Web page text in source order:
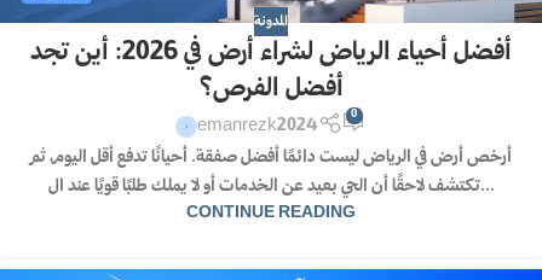
المدونة
أفضل أحياء الرياض لشراء أرض في 2026: أين تجد
أفضل الفرص؟
emanrezk2024 0
أرخص أرض في الرياض ليست دائمًا أفضل صفقة. أحيانًا تدفع أقل اليوم، ثم
تكتشف لاحقًا أن الحي بعيد عن الخدمات أو لا يملك طلبًا قويًا عند ال...
CONTINUE READING